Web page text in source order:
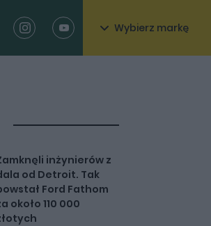
Wybierz markę
inżynierów z
od Detroit. Tak
Ford Fathom
około 110 000